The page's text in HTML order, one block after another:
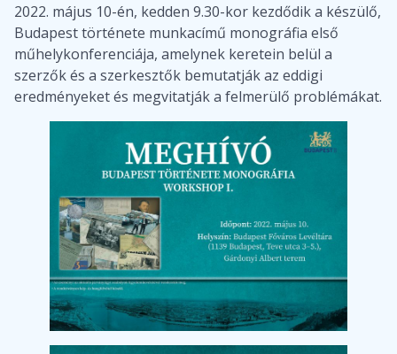
2022. május 10-én, kedden 9.30-kor kezdődik a készülő,
Budapest története munkacímű monográfia első
műhelykonferenciája, amelynek keretein belül a
szerzők és a szerkesztők bemutatják az eddigi
eredményeket és megvitatják a felmerülő problémákat.